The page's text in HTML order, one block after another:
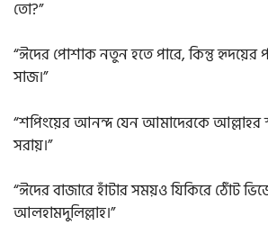
তো?”
“ঈদের পোশাক নতুন হতে পারে, কিন্তু হৃদয়ের
সাজ।”
“শপিংয়ের আনন্দ যেন আমাদেরকে আল্লাহর
সরায়।”
“ঈদের বাজারে হাঁটার সময়ও যিকিরে ঠোঁট
আলহামদুলিল্লাহ।”